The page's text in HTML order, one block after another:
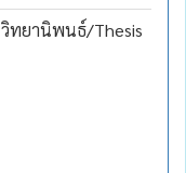
วิทยานิพนธ์/Thesis